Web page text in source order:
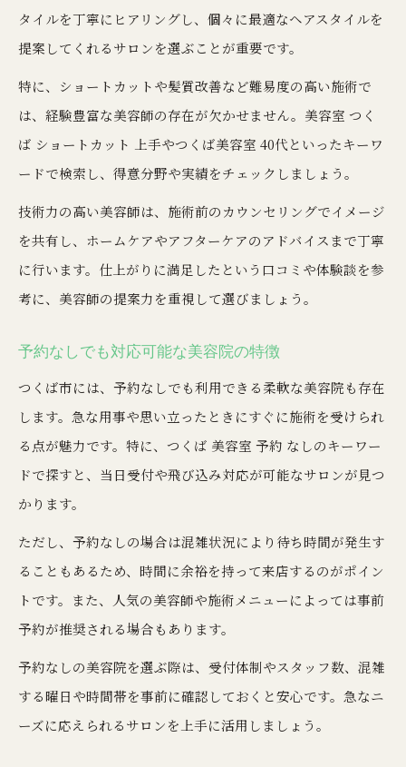
タイルを丁寧にヒアリングし、個々に最適なヘアスタイルを
提案してくれるサロンを選ぶことが重要です。
特に、ショートカットや髪質改善など難易度の高い施術で
は、経験豊富な美容師の存在が欠かせません。美容室 つく
ば ショートカット 上手やつくば美容室 40代といったキーワ
ードで検索し、得意分野や実績をチェックしましょう。
技術力の高い美容師は、施術前のカウンセリングでイメージ
を共有し、ホームケアやアフターケアのアドバイスまで丁寧
に行います。仕上がりに満足したという口コミや体験談を参
考に、美容師の提案力を重視して選びましょう。
予約なしでも対応可能な美容院の特徴
つくば市には、予約なしでも利用できる柔軟な美容院も存在
します。急な用事や思い立ったときにすぐに施術を受けられ
る点が魅力です。特に、つくば 美容室 予約 なしのキーワー
ドで探すと、当日受付や飛び込み対応が可能なサロンが見つ
かります。
ただし、予約なしの場合は混雑状況により待ち時間が発生す
ることもあるため、時間に余裕を持って来店するのがポイン
トです。また、人気の美容師や施術メニューによっては事前
予約が推奨される場合もあります。
予約なしの美容院を選ぶ際は、受付体制やスタッフ数、混雑
する曜日や時間帯を事前に確認しておくと安心です。急なニ
ーズに応えられるサロンを上手に活用しましょう。